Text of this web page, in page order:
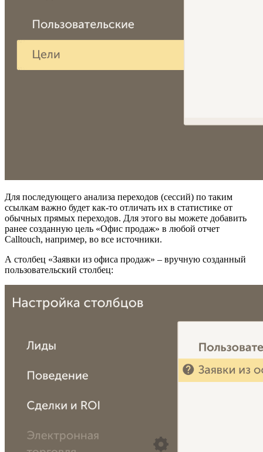
Для последующего анализа переходов (сессий) по таким
ссылкам важно будет как-то отличать их в статистике от
обычных прямых переходов. Для этого вы можете добавить
ранее созданную цель «Офис продаж» в любой отчет
Calltouch, например, во все источники.
А столбец «Заявки из офиса продаж» – вручную созданный
пользовательский столбец: